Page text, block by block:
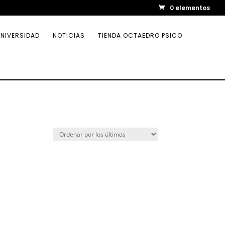
0 elementos
NOTICIAS TIENDA OCTAEDRO PSICO